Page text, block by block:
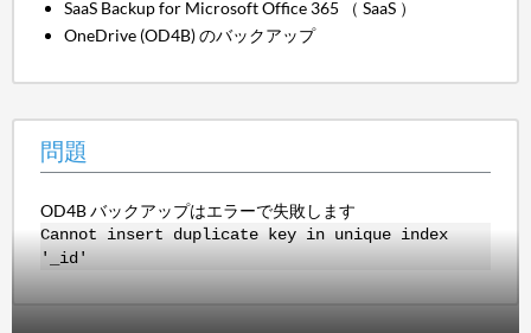
SaaS Backup for Microsoft Office 365 （ SaaS ）
OneDrive (OD4B) のバックアップ
問題
OD4B バックアップはエラーで失敗します
Cannot insert duplicate key in unique index
'_id'